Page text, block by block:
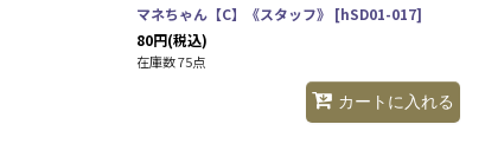
マネちゃん【C】《スタッフ》 [hSD01-017]
80円(税込)
在庫数 75点
カートに入れる